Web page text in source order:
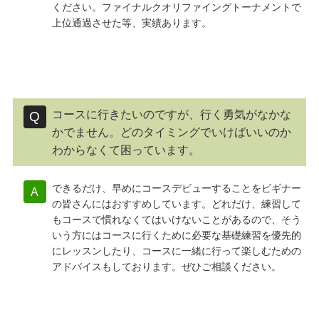
ください。ファイナルクオリファイングトーナメントで
上位通過させた等、実績あります。
コースに行きたいのですが、行く勇気がなかな
かでません。どのタイミングでいけばいいのか
わからなくて困っています。
できるだけ、早めにコースデビューすることをビギナー
の皆さんにはおすすめしています。どれだけ、練習して
もコースで慣れなくてはいけないことがあるので、そう
いう方にはコースに行くために必要な基礎練習を優先的
にレッスンしたり、コースに一緒に行って楽しむための
アドバイスもしております。ぜひご相談ください。